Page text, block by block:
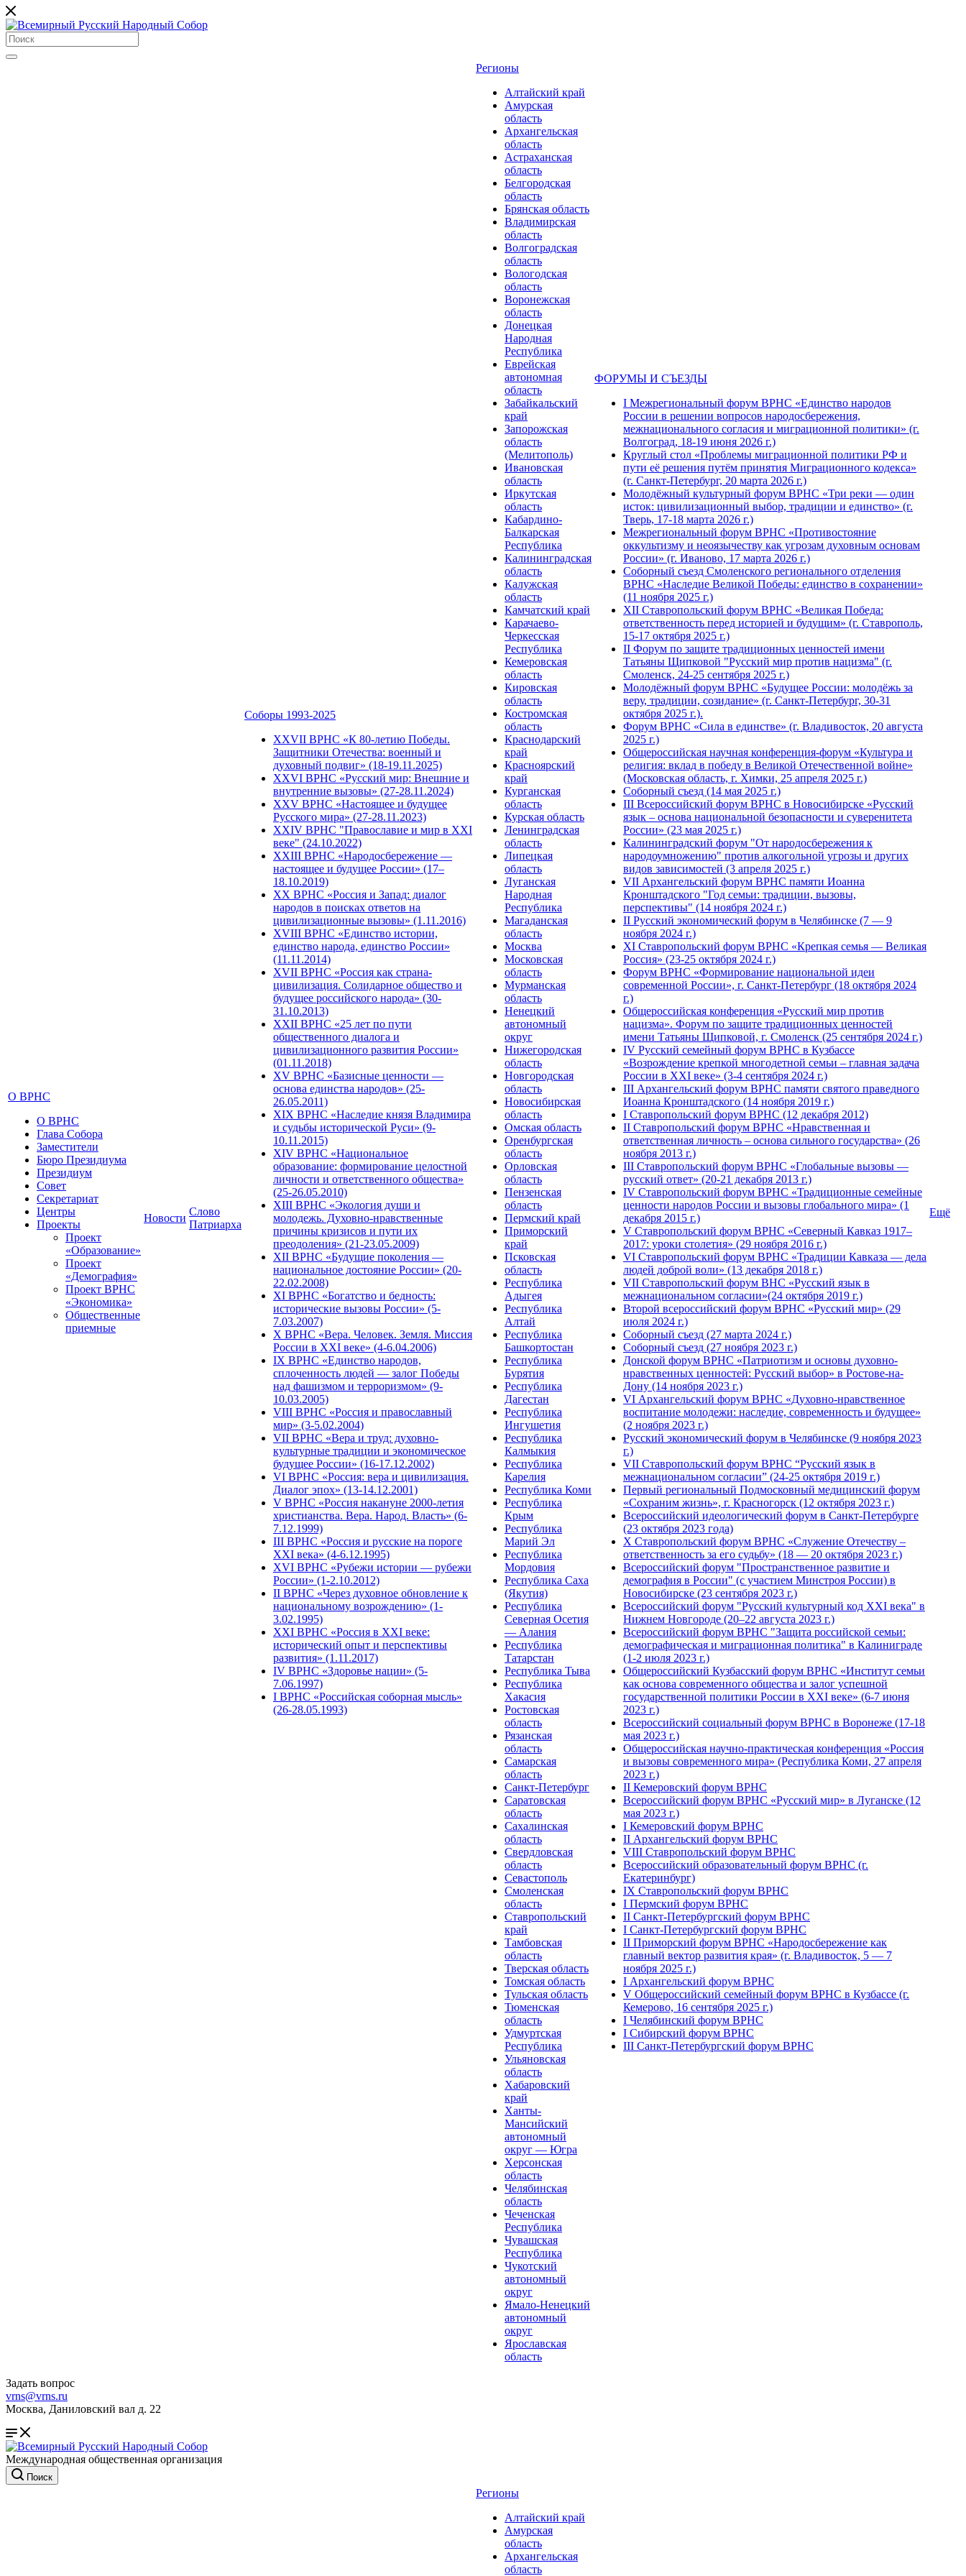
О ВРНС
О ВРНС
Глава Собора
Заместители
Бюро Президиума
Президиум
Совет
Секретариат
Центры
Проекты
Проект
«Образование»
Проект
«Демография»
Проект ВРНС
«Экономика»
Общественные
приемные
Новости
Слово
Патриарха
Соборы 1993-2025
ХХVII ВРНС «К 80-летию Победы.
Защитники Отечества: военный и
духовный подвиг» (18-19.11.2025)
XXVI ВРНС «Русский мир: Внешние и
внутренние вызовы» (27-28.11.2024)
XXV ВРНС «Настоящее и будущее
Русского мира» (27-28.11.2023)
XXIV ВРНС "Православие и мир в XXI
веке" (24.10.2022)
XXIII ВРНС «Народосбережение —
настоящее и будущее России» (17–
18.10.2019)
XX ВРНС «Россия и Запад: диалог
народов в поисках ответов на
цивилизационные вызовы» (1.11.2016)
XVIII ВРНС «Единство истории,
единство народа, единство России»
(11.11.2014)
XVII ВРНС «Россия как страна-
цивилизация. Солидарное общество и
будущее российского народа» (30-
31.10.2013)
XXII ВРНС «25 лет по пути
общественного диалога и
цивилизационного развития России»
(01.11.2018)
XV ВРНС «Базисные ценности —
основа единства народов» (25-
26.05.2011)
XIX ВРНС «Наследие князя Владимира
и судьбы исторической Руси» (9-
10.11.2015)
XIV ВРНС «Национальное
образование: формирование целостной
личности и ответственного общества»
(25-26.05.2010)
XIII ВРНС «Экология души и
молодежь. Духовно-нравственные
причины кризисов и пути их
преодоления» (21-23.05.2009)
XII ВРНС «Будущие поколения —
национальное достояние России» (20-
22.02.2008)
XI ВРНС «Богатство и бедность:
исторические вызовы России» (5-
7.03.2007)
X ВРНС «Вера. Человек. Земля. Миссия
России в XXI веке» (4-6.04.2006)
IX ВРНС «Единство народов,
сплоченность людей — залог Победы
над фашизмом и терроризмом» (9-
10.03.2005)
VIII ВРНС «Россия и православный
мир» (3-5.02.2004)
VII ВРНС «Вера и труд: духовно-
культурные традиции и экономическое
будущее России» (16-17.12.2002)
VI ВРНС «Россия: вера и цивилизация.
Диалог эпох» (13-14.12.2001)
V ВРНС «Россия накануне 2000-летия
христианства. Вера. Народ. Власть» (6-
7.12.1999)
III ВРНС «Россия и русские на пороге
XXI века» (4-6.12.1995)
XVI ВРНС «Рубежи истории — рубежи
России» (1-2.10.2012)
II ВРНС «Через духовное обновление к
национальному возрождению» (1-
3.02.1995)
XХI ВРНС «Россия в XXI веке:
исторический опыт и перспективы
развития» (1.11.2017)
IV ВРНС «Здоровье нации» (5-
7.06.1997)
I ВРНС «Российская соборная мысль»
(26-28.05.1993)
Регионы
Алтайский край
Амурская
область
Архангельская
область
Астраханская
область
Белгородская
область
Брянская область
Владимирская
область
Волгоградская
область
Вологодская
область
Воронежская
область
Донецкая
Народная
Республика
Еврейская
автономная
область
Забайкальский
край
Запорожская
область
(Мелитополь)
Ивановская
область
Иркутская
область
Кабардино-
Балкарская
Республика
Калининградская
область
Калужская
область
Камчатский край
Карачаево-
Черкесская
Республика
Кемеровская
область
Кировская
область
Костромская
область
Краснодарский
край
Красноярский
край
Курганская
область
Курская область
Ленинградская
область
Липецкая
область
Луганская
Народная
Республика
Магаданская
область
Москва
Московская
область
Мурманская
область
Ненецкий
автономный
округ
Нижегородская
область
Новгородская
область
Новосибирская
область
Омская область
Оренбургская
область
Орловская
область
Пензенская
область
Пермский край
Приморский
край
Псковская
область
Республика
Адыгея
Республика
Алтай
Республика
Башкортостан
Республика
Бурятия
Республика
Дагестан
Республика
Ингушетия
Республика
Калмыкия
Республика
Карелия
Республика Коми
Республика
Крым
Республика
Марий Эл
Республика
Мордовия
Республика Саха
(Якутия)
Республика
Северная Осетия
— Алания
Республика
Татарстан
Республика Тыва
Республика
Хакасия
Ростовская
область
Рязанская
область
Самарская
область
Санкт-Петербург
Саратовская
область
Сахалинская
область
Свердловская
область
Севастополь
Смоленская
область
Ставропольский
край
Тамбовская
область
Тверская область
Томская область
Тульская область
Тюменская
область
Удмуртская
Республика
Ульяновская
область
Хабаровский
край
Ханты-
Мансийский
автономный
округ — Югра
Херсонская
область
Челябинская
область
Чеченская
Республика
Чувашская
Рeспублика
Чукотский
автономный
округ
Ямало-Ненецкий
автономный
округ
Ярославская
область
ФОРУМЫ И СЪЕЗДЫ
I Межрегиональный форум ВРНС «Единство народов
России в решении вопросов народосбережения,
межнационального согласия и миграционной политики» (г.
Волгоград, 18-19 июня 2026 г.)
Круглый стол «Проблемы миграционной политики РФ и
пути её решения путём принятия Миграционного кодекса»
(г. Санкт-Петербург, 20 марта 2026 г.)
Молодёжный культурный форум ВРНС «Три реки — один
исток: цивилизационный выбор, традиции и единство» (г.
Тверь, 17-18 марта 2026 г.)
Межрегиональный форум ВРНС «Противостояние
оккультизму и неоязычеству как угрозам духовным основам
России» (г. Иваново, 17 марта 2026 г.)
Соборный съезд Смоленского регионального отделения
ВРНС «Наследие Великой Победы: единство в сохранении»
(11 ноября 2025 г.)
XII Ставропольский форум ВРНС «Великая Победа:
ответственность перед историей и будущим» (г. Ставрополь,
15-17 октября 2025 г.)
II Форум по защите традиционных ценностей имени
Татьяны Щипковой "Русский мир против нацизма" (г.
Смоленск, 24-25 сентября 2025 г.)
Молодёжный форум ВРНС «Будущее России: молодёжь за
веру, традиции, созидание» (г. Санкт-Петербург, 30-31
октября 2025 г.).
Форум ВРНС «Сила в единстве» (г. Владивосток, 20 августа
2025 г.)
Общероссийская научная конференция-форум «Культура и
религия: вклад в победу в Великой Отечественной войне»
(Московская область, г. Химки, 25 апреля 2025 г.)
Соборный съезд (14 мая 2025 г.)
III Всероссийский форум ВРНС в Новосибирске «Русский
язык – основа национальной безопасности и суверенитета
России» (23 мая 2025 г.)
Калининградский форум "От народосбережения к
народоумножению" против алкогольной угрозы и других
видов зависимостей (3 апреля 2025 г.)
VII Архангельский форум ВРНС памяти Иоанна
Кронштадского "Год семьи: традиции, вызовы,
перспективы" (14 ноября 2024 г.)
II Русский экономический форум в Челябинске (7 — 9
ноября 2024 г.)
ХI Ставропольский форум ВРНС «Крепкая семья — Великая
Россия» (23-25 октября 2024 г.)
Форум ВРНС «Формирование национальной идеи
современной России», г. Санкт-Петербург (18 октября 2024
г.)
Общероссийская конференция «Русский мир против
нацизма». Форум по защите традиционных ценностей
имени Татьяны Щипковой, г. Смоленск (25 сентября 2024 г.)
IV Русский семейный форум ВРНС в Кузбассе
«Возрождение крепкой многодетной семьи – главная задача
России в XXI веке» (3-4 сентября 2024 г.)
III Архангельский форум ВРНС памяти святого праведного
Иоанна Кронштадского (14 ноября 2019 г.)
I Ставропольский форум ВРНС (12 декабря 2012)
II Ставропольский форум ВРНС «Нравственная и
ответственная личность – основа сильного государства» (26
ноября 2013 г.)
III Ставропольский форум ВРНС «Глобальные вызовы —
русский ответ» (20-21 декабря 2013 г.)
IV Ставропольский форум ВРНС «Традиционные семейные
ценности народов России и вызовы глобального мира» (1
декабря 2015 г.)
V Ставропольский форум ВРНС «Северный Кавказ 1917–
2017: уроки столетия» (29 ноября 2016 г.)
VI Ставропольский форум ВРНС «Традиции Кавказа — дела
людей доброй воли» (13 декабря 2018 г.)
VII Ставропольский форум ВHС «Русский язык в
межнациональном согласии»(24 октября 2019 г.)
Второй всероссийский форум ВРНС «Русский мир» (29
июля 2024 г.)
Соборный съезд (27 марта 2024 г.)
Соборный съезд (27 ноября 2023 г.)
Донской форум ВРНС «Патриотизм и основы духовно-
нравственных ценностей: Русский выбор» в Ростове-на-
Дону (14 ноября 2023 г.)
VI Архангельский форум ВРНС «Духовно-нравственное
воспитание молодежи: наследие, современность и будущее»
(2 ноября 2023 г.)
Русский экономический форум в Челябинске (9 ноября 2023
г.)
VII Ставропольский форум ВРНС “Русский язык в
межнациональном согласии” (24-25 октября 2019 г.)
Первый региональный Подмосковный медицинский форум
«Сохраним жизнь», г. Красногорск (12 октября 2023 г.)
Всероссийский идеологический форум в Санкт-Петербурге
(23 октября 2023 года)
X Ставропольский форум ВРНС «Служение Отечеству –
ответственность за его судьбу» (18 — 20 октября 2023 г.)
Всероссийский форум "Пространственное развитие и
демография в России" (с участием Минстроя России) в
Новосибирске (23 сентября 2023 г.)
Всероссийский форум "Русский культурный код XXI века" в
Нижнем Новгороде (20–22 августа 2023 г.)
Всероссийский форум ВРНС "Защита российской семьи:
демографическая и миграционная политика" в Калиниграде
(1-2 июля 2023 г.)
Общероссийский Кузбасский форум ВРНС «Институт семьи
как основа современного общества и залог успешной
государственной политики России в ХХI веке» (6-7 июня
2023 г.)
Всероссийский социальный форум ВРНС в Воронеже (17-18
мая 2023 г.)
Общероссийская научно-практическая конференция «Россия
и вызовы современного мира» (Республика Коми, 27 апреля
2023 г.)
II Кемеровский форум ВРНС
Всероссийский форум ВРНС «Русский мир» в Луганске (12
мая 2023 г.)
I Кемеровский форум ВРНС
II Архангельский форум ВРНС
VIII Ставропольский форум ВРНС
Всероссийский образовательный форум ВРНС (г.
Екатеринбург)
IX Ставропольский форум ВРНС
I Пермский форум ВРНС
II Санкт-Петербургский форум ВРНС
I Санкт-Петербургский форум ВРНС
II Приморский форум ВРНС «Народосбережение как
главный вектор развития края» (г. Владивосток, 5 — 7
ноября 2025 г.)
I Архангельский форум ВРНС
V Общероссийский семейный форум ВРНС в Кузбассе (г.
Кемерово, 16 сентября 2025 г.)
I Челябинский форум ВРНС
I Сибирский форум ВРНС
III Санкт-Петербургский форум ВРНС
Ещё
Задать вопрос
vrns@vrns.ru
Москва, Даниловский вал д. 22
Международная общественная организация
Поиск
Регионы
Алтайский край
Амурская
область
Архангельская
область